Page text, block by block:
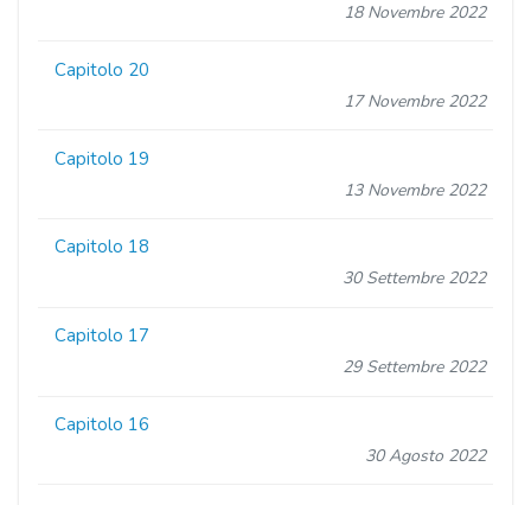
18 Novembre 2022
Capitolo 20
17 Novembre 2022
Capitolo 19
13 Novembre 2022
Capitolo 18
30 Settembre 2022
Capitolo 17
29 Settembre 2022
Capitolo 16
30 Agosto 2022